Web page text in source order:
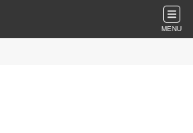
MENU